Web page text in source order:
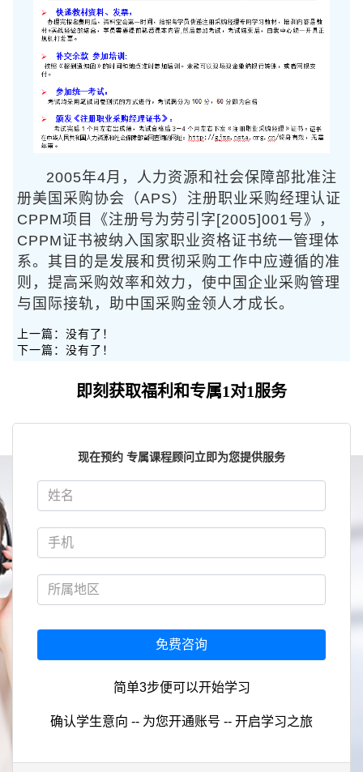
2005年4月，人力资源和社会保障部批准注
册美国采购协会（APS）注册职业采购经理认证
CPPM项目《注册号为劳引字[2005]001号》，
CPPM证书被纳入国家职业资格证书统一管理体
系。其目的是发展和贯彻采购工作中应遵循的准
则，提高采购效率和效力，使中国企业采购管理
与国际接轨，助中国采购金领人才成长。
上一篇：没有了！
下一篇：没有了！
即刻获取福利和专属1对1服务
现在预约 专属课程顾问立即为您提供服务
免费咨询
简单3步便可以开始学习
确认学生意向 -- 为您开通账号 -- 开启学习之旅